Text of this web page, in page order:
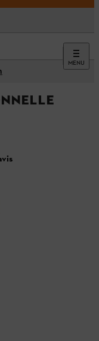
MENU